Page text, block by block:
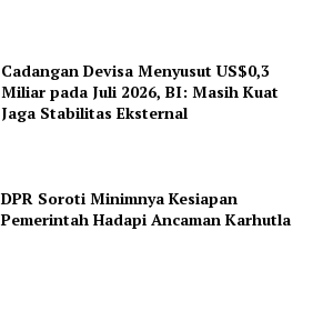
Cadangan Devisa Menyusut US$0,3
Miliar pada Juli 2026, BI: Masih Kuat
Jaga Stabilitas Eksternal
DPR Soroti Minimnya Kesiapan
Pemerintah Hadapi Ancaman Karhutla